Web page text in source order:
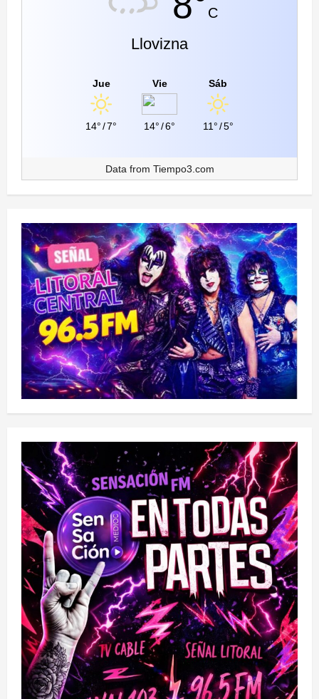
C
Llovizna
Jue
14°/7°
Vie
14°/6°
Sáb
11°/5°
Data from Tiempo3.com